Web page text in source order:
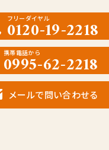
フリーダイヤル
0120-19-2218
携帯電話から
0995-62-2218
メールで問い合わせる